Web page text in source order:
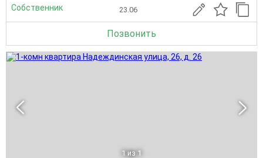
Собственник 23.06
Позвонить
1 из 1